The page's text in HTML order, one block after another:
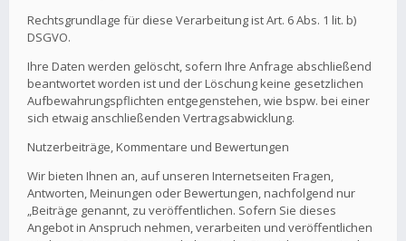
Rechtsgrundlage für diese Verarbeitung ist Art. 6 Abs. 1 lit. b)
DSGVO.
Ihre Daten werden gelöscht, sofern Ihre Anfrage abschließend
beantwortet worden ist und der Löschung keine gesetzlichen
Aufbewahrungspflichten entgegenstehen, wie bspw. bei einer
sich etwaig anschließenden Vertragsabwicklung.
Nutzerbeiträge, Kommentare und Bewertungen
Wir bieten Ihnen an, auf unseren Internetseiten Fragen,
Antworten, Meinungen oder Bewertungen, nachfolgend nur
„Beiträge genannt, zu veröffentlichen. Sofern Sie dieses
Angebot in Anspruch nehmen, verarbeiten und veröffentlichen